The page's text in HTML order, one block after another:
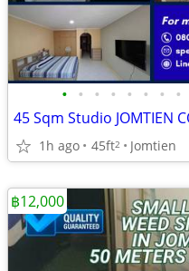
• • • • • • • •
1h ago 45ft2 Jomtien
฿12,000